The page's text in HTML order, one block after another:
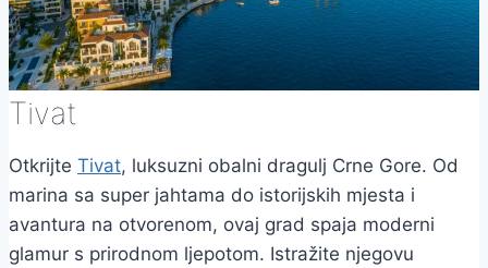
Tivat
Otkrijte Tivat, luksuzni obalni dragulj Crne Gore. Od
marina sa super jahtama do istorijskih mjesta i
avantura na otvorenom, ovaj grad spaja moderni
glamur s prirodnom ljepotom. Istražite njegovu